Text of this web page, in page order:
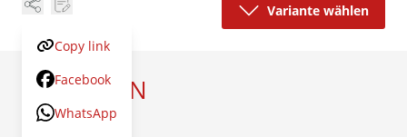
Copy link
Facebook
WhatsApp
Variante wählen
VARIANTEN
Artikel Preis